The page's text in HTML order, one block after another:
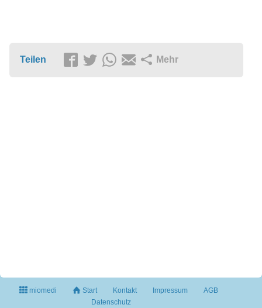
Teilen Mehr
miomedi Start Kontakt Impressum
AGB
Datenschutz